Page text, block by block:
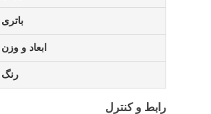
باتری
ابعاد و وزن
رنگ
رابط و کنترل